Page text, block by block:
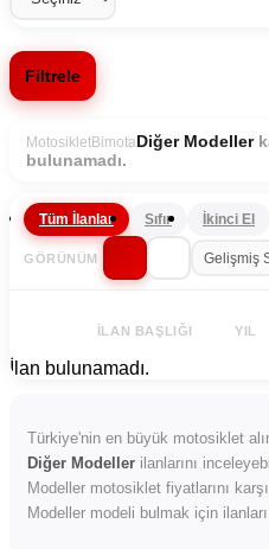
Filtrele
MotosikletBimota Diğer Modeller
bulunamadı.
Tüm İlanlar Sıfır İkinci El
GÖRÜNÜM
İLAN BAŞLIĞI YIL
İlan bulunamadı.
Türkiye'nin en büyük motosiklet
Diğer Modeller ilanlarını
Modeller motosiklet fiyatlarını
Modeller modeli bulmak için